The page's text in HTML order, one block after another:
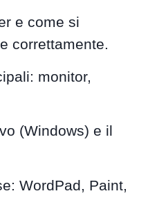
e come si
correttamente.
monitor,
(Windows) e il
WordPad, Paint,